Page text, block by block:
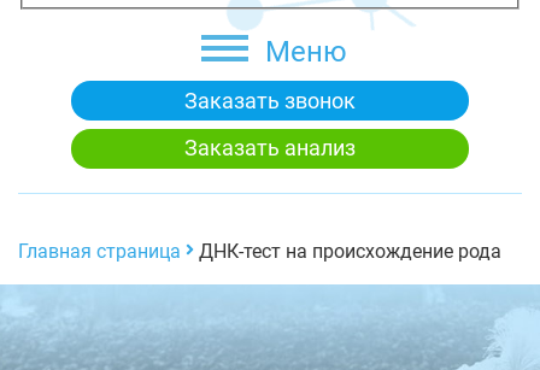
Меню
Заказать звонок
Заказать анализ
Главная страница ДНК-тест на происхождение рода